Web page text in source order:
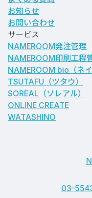
お知らせ
お問い合わせ
サービス
NAMEROOM発注管理
NAMEROOM印刷工程
NAMEROOM bio （ネ
TSUTAFU（ツタウ）
SOREAL（ソレアル）
ONLINE CREATE
WATASHINO
03-